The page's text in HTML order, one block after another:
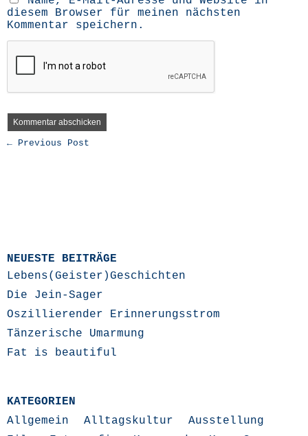
diesem Browser für meinen nächsten
Kommentar speichern.
← Previous Post
NEUESTE BEITRÄGE
Lebens(Geister)Geschichten
Die Jein-Sager
Oszillierender Erinnerungsstrom
Tänzerische Umarmung
Fat is beautiful
KATEGORIEN
Allgemein
Alltagskultur
Ausstellung